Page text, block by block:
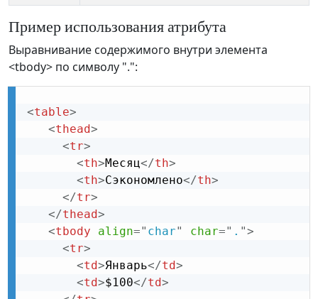
Пример использования атрибута
Выравнивание содержимого внутри элемента
<tbody> по символу ".":
<table>
<thead>
<tr>
<th>Месяц</th>
<th>Сэкономлено</th>
</tr>
</thead>
<tbody align=" char" char=" . ">
<tr>
<td>Январь</td>
<td>$100</td>